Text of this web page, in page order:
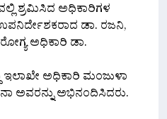
ಶ್ರಮಿಸಿದ ಅಧಿಕಾರಿಗಳ
ಡಾ. ರಜನಿ,
ಅಧಿಕಾರಿ ಡಾ.
ಇಲಾಖೇ ಅಧಿಕಾರಿ ಮಂಜುಳಾ
ಅವರನ್ನು ಅಭಿನಂದಿಸಿದರು.